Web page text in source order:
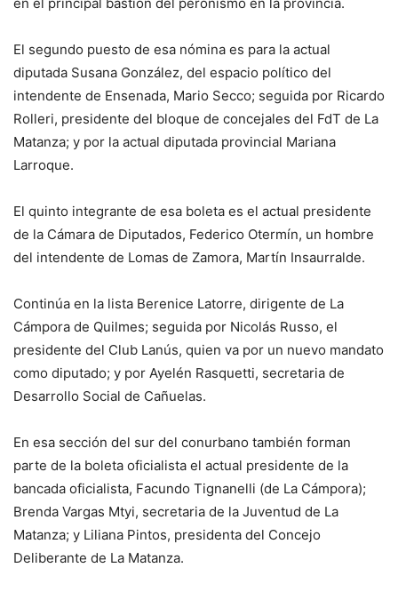
El segundo puesto de esa nómina es para la actual
diputada Susana González, del espacio político del
intendente de Ensenada, Mario Secco; seguida por Ricardo
Rolleri, presidente del bloque de concejales del FdT de La
Matanza; y por la actual diputada provincial Mariana
Larroque.
El quinto integrante de esa boleta es el actual presidente
de la Cámara de Diputados, Federico Otermín, un hombre
del intendente de Lomas de Zamora, Martín Insaurralde.
Continúa en la lista Berenice Latorre, dirigente de La
Cámpora de Quilmes; seguida por Nicolás Russo, el
presidente del Club Lanús, quien va por un nuevo mandato
como diputado; y por Ayelén Rasquetti, secretaria de
Desarrollo Social de Cañuelas.
En esa sección del sur del conurbano también forman
parte de la boleta oficialista el actual presidente de la
bancada oficialista, Facundo Tignanelli (de La Cámpora);
Brenda Vargas Mtyi, secretaria de la Juventud de La
Matanza; y Liliana Pintos, presidenta del Concejo
Deliberante de La Matanza.